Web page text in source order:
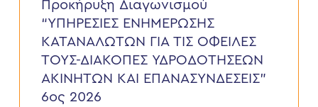
ΚΑΤΑΝΑΛΩΤΩΝ
ΟΦΕΙΛΕΣ
ΤΟΥΣ-
ΔΙΑΚΟΠΕΣ
ΑΚΙΝΗΤΩΝ
Προκήρυξη Διαγωνισμού
“ΥΠΗΡΕΣΙΕΣ ΕΝΗΜΕΡΩΣΗΣ
ΚΑΤΑΝΑΛΩΤΩΝ ΓΙΑ ΤΙΣ ΟΦΕΙΛΕΣ
ΤΟΥΣ-ΔΙΑΚΟΠΕΣ ΥΔΡΟΔΟΤΗΣΕΩΝ
ΑΚΙΝΗΤΩΝ ΚΑΙ ΕΠΑΝΑΣΥΝΔΕΣΕΙΣ”
6ος 2026